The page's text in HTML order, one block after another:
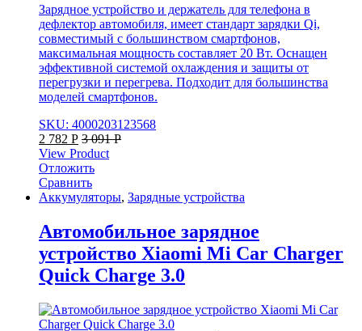
Зарядное устройство и держатель для телефона в
дефлектор автомобиля, имеет стандарт зарядки Qi,
совместимый с большинством смартфонов,
максимальная мощность составляет 20 Вт. Оснащен
эффективной системой охлаждения и защиты от
перегрузки и перегрева. Подходит для большинства
моделей смартфонов.
SKU: 4000203123568
2 782 Р 3 091Р
View Product
Отложить
Сравнить
Аккумуляторы, Зарядные устройства
Автомобильное зарядное
устройство Xiaomi Mi Car Charger
Quick Charge 3.0